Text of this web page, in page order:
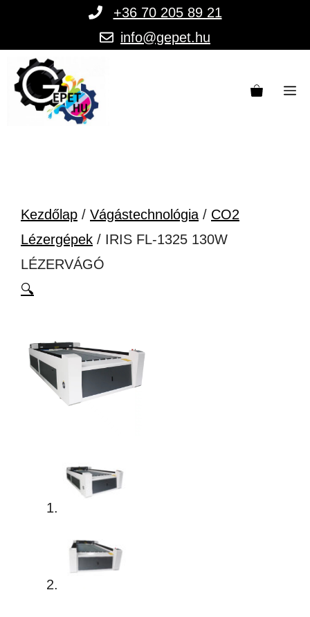
tartalomba
+36 70 205 89 21
info@gepet.hu
Kezdőlap / Vágástechnológia / CO2
Lézergépek / IRIS FL-1325 130W
LÉZERVÁGÓ
🔍